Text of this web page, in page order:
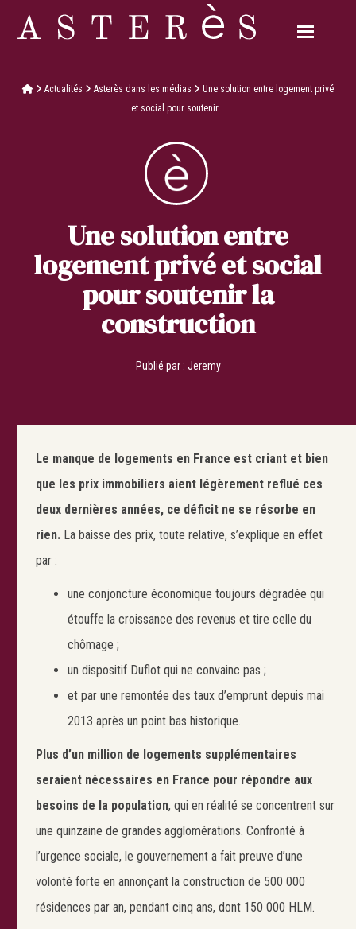
Actualités Asterès dans les médias
Une solution entre logement privé
et social pour soutenir...
Une solution entre
logement privé et social
pour soutenir la
construction
Publié par : Jeremy
Le manque de logements en France est criant et bien
que les prix immobiliers aient légèrement reflué ces
deux dernières années, ce déficit ne se résorbe en
rien.La baisse des prix, toute relative, s’explique en effet
par :
une conjoncture économique toujours dégradée qui
étouffe la croissance des revenus et tire celle du
chômage ;
un dispositif Duflot qui ne convainc pas ;
et par une remontée des taux d’emprunt depuis mai
2013 après un point bas historique.
Plus d’un million de logements supplémentaires
seraient nécessaires en France pour répondre aux
besoins de la population, qui en réalité se concentrent sur
une quinzaine de grandes agglomérations. Confronté à
l’urgence sociale, le gouvernement a fait preuve d’une
volonté forte en annonçant la construction de 500 000
résidences par an, pendant cinq ans, dont 150 000 HLM.